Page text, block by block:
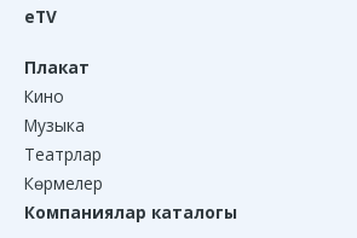
eTV
Плакат
Кино
Музыка
Театрлар
Көрмелер
Компаниялар каталогы